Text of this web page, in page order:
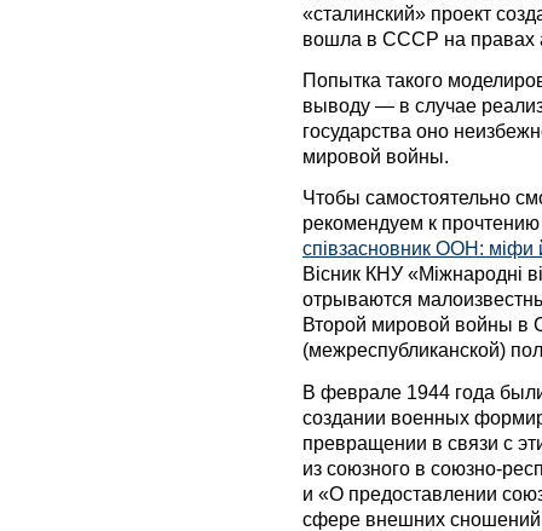
«сталинский» проект
вошла в СССР на правах
Попытка такого
выводу — в случае
государства оно
мировой войны.
Чтобы самостоятельно
рекомендуем к
співзасновник ООН: міфи й
Вісник КНУ «Міжнародні
отрываются
Второй мировой войны
(межреспубликанской)
В феврале 1944 года
создании военных
превращении в связи с
из союзного в союзно-
и «О предоставлении
сфере внешних сношений